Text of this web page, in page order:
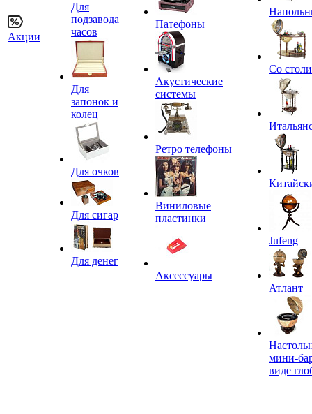
Акции
Для
подзавода
часов
Для
запонок и
колец
Для очков
Для сигар
Для денег
Патефоны
Акустические
системы
Ретро телефоны
Виниловые
пластинки
Аксессуары
Со
Jufeng
Атлант
мини-
виде